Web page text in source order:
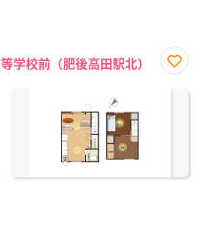
学校前（肥後高田駅北）
に入